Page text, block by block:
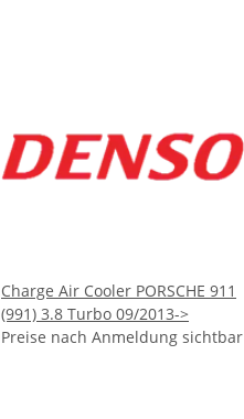
Charge Air Cooler PORSCHE 911
(991) 3.8 Turbo 09/2013->
Preise nach Anmeldung sichtbar